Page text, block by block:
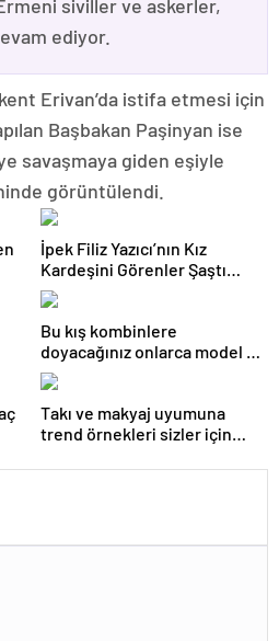
siviller ve askerler,
ediyor.
Erivan’da istifa etmesi için
Başbakan Paşinyan ise
savaşmaya giden eşiyle
görüntülendi.
İpek Filiz Yazıcı’nın Kız
Kardeşini Görenler Şaştı
Kaldı: Resmen Kopyası!
Bu kış kombinlere
doyacağınız onlarca model ve
onlarca detay.
Takı ve makyaj uyumuna
trend örnekleri sizler için